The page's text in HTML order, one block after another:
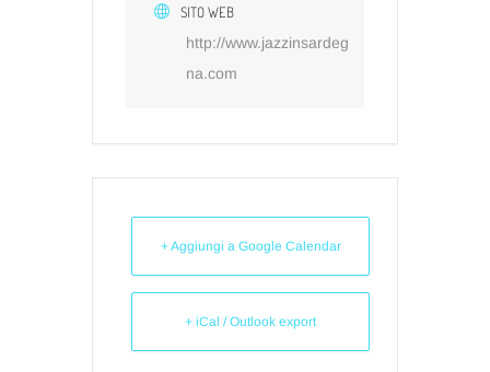
SITO WEB
http://www.jazzinsardeg
na.com
+ Aggiungi a Google Calendar
+ iCal / Outlook export